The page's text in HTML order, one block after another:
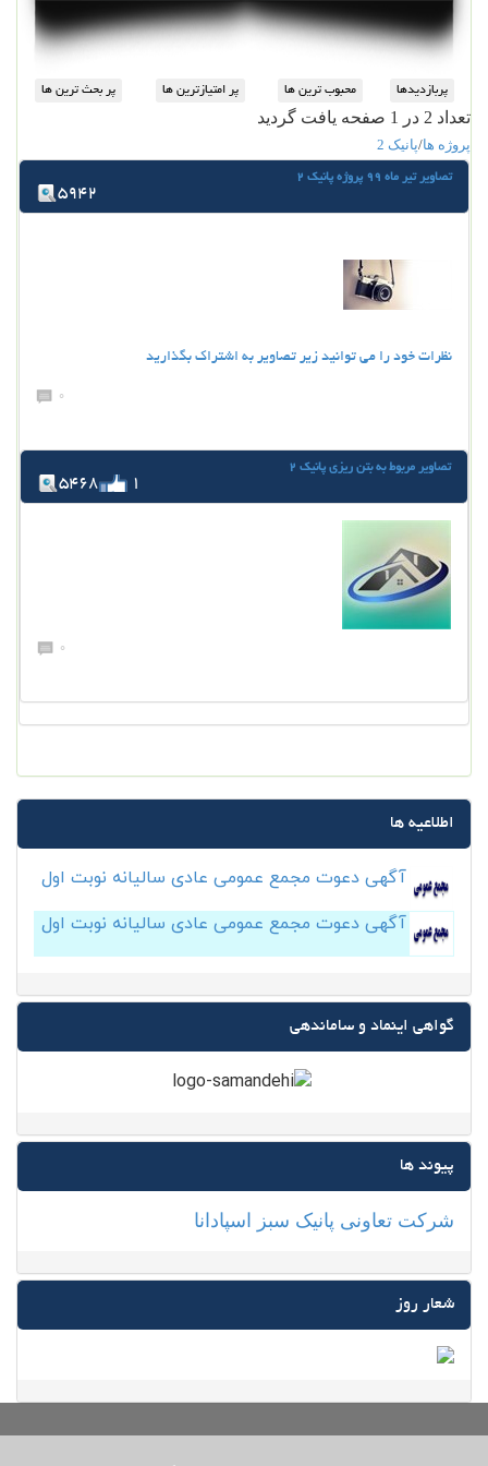
تعداد 2 در 1 صفحه یافت گردید
پروژه ها/پانیک 2
تصاویر تیر ماه 99 پروژه پانیک 2
5942
نظرات خود را می توانید زیر تصاویر به اشتراک بگذارید
0
تصاویر مربوط به بتن ریزی پانیک 2
5468 1
0
اطلاعیه ها
آگهی دعوت مجمع عمومی عادی سالیانه نوبت اول
آگهی دعوت مجمع عمومی عادی سالیانه نوبت اول
گواهی اینماد و ساماندهی
پیوند ها
شرکت تعاونی پانیک سبز اسپادانا
شعار روز